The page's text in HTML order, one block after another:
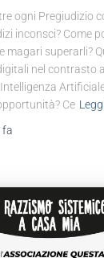
ogni Pregiudizio
inconsci? Come
superarli?
nel contrasto
Ce
fa